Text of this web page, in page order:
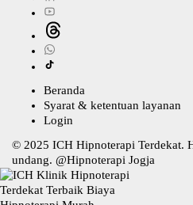
Beranda
Syarat & ketentuan layanan
Login
© 2025 ICH Hipnoterapi Terdekat.
undang. @Hipnoterapi Jogja